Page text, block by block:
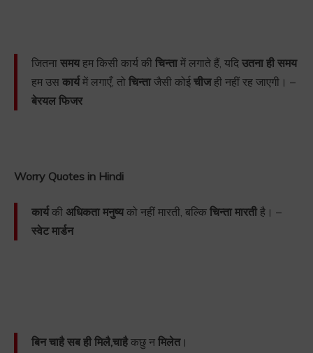
जितना समयहम किसी कार्य की चिन्तामें लगाते हैं, यदि उतना ही समय
हम उस कार्यमें लगाएँ, तो चिन्ताजैसी कोईचीजही नहीं रह जाएगी। –
बेरयल फिजर
Worry Quotes in Hindi
कार्यकी अधिकता मनुष्यको नहीं मारती, बल्कि चिन्ता मारतीहै। –
स्वेट मार्डन
बिन चाहै सब ही मिलै,चाहैकछु न मिलेत।